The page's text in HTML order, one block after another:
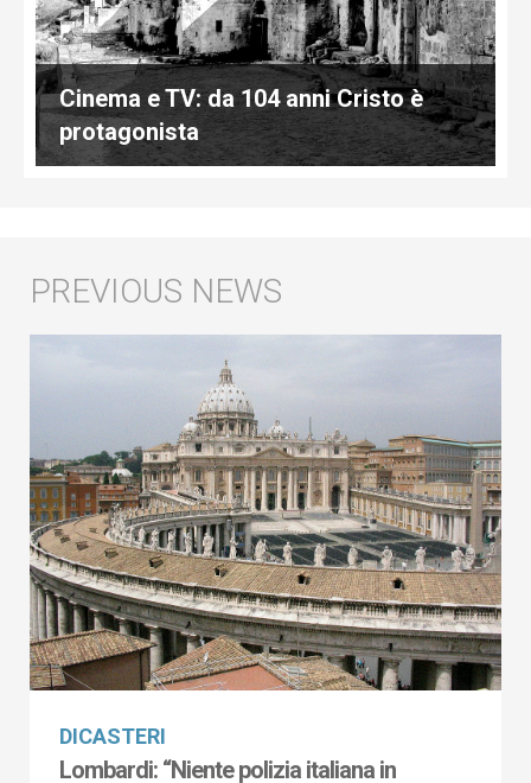
Cinema e TV: da 104 anni Cristo è
protagonista
DICASTERI
Lombardi: “Niente polizia italiana in